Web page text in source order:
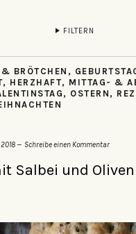
FILTERN
BRÖTCHEN ,
, HERZHAFT, MITTAG- &
, OSTERN ,
Schreibe einen Kommentar
Salbei und Oliven